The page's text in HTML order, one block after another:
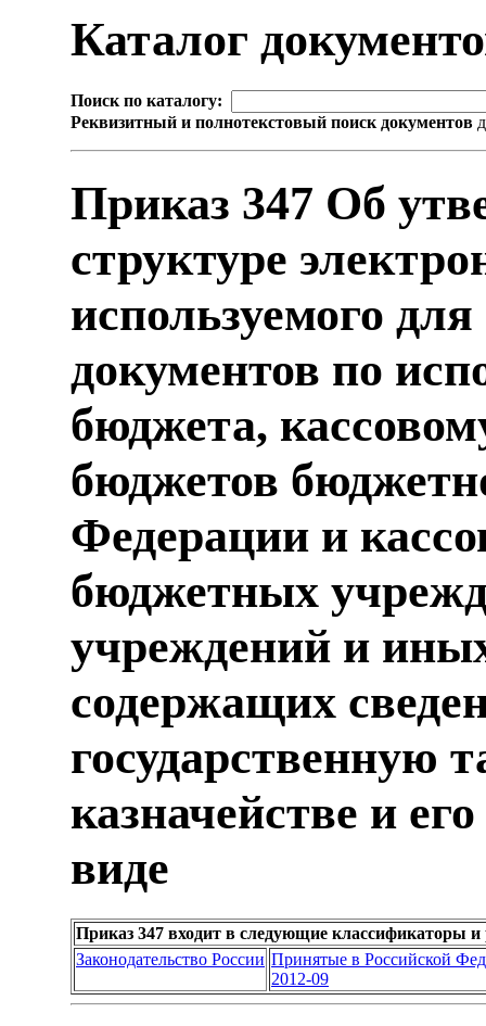
Каталог
Поиск по каталогу:
Реквизитный и полнотекстовый поиск документов
Приказ 347 Об
структуре
используемого
документов по
бюджета,
бюджетов
Федерации и
бюджетных
учреждений и
содержащих
государственную
казначействе и
виде
Приказ 347 входит в следующие классификаторы и
Законодательство России Принятые в Российской
2012-09